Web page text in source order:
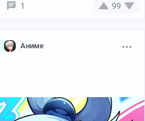
1 99
Аниме